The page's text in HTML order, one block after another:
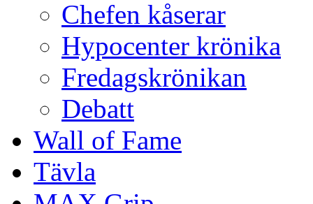
Chefen kåserar
Hypocenter krönika
Fredagskrönikan
Debatt
Wall of Fame
Tävla